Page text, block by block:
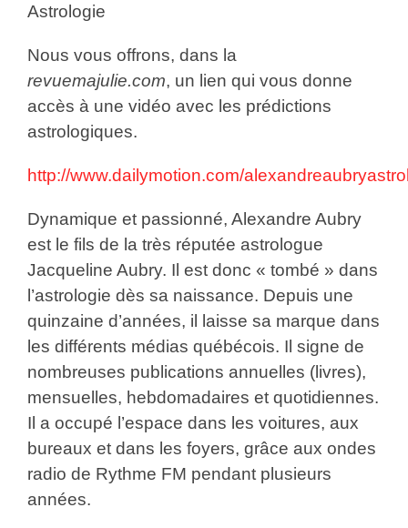
Astrologie
Nous vous offrons, dans la
revuemajulie.com, un lien qui vous donne
accès à une vidéo avec les prédictions
astrologiques.
http://www.dailymotion.com/
Dynamique et passionné, Alexandre Aubry
est le fils de la très réputée astrologue
Jacqueline Aubry. Il est donc « tombé » dans
l’astrologie dès sa naissance. Depuis une
quinzaine d’années, il laisse sa marque dans
les différents médias québécois. Il signe de
nombreuses publications annuelles (livres),
mensuelles, hebdomadaires et quotidiennes.
Il a occupé l’espace dans les voitures, aux
bureaux et dans les foyers, grâce aux ondes
radio de Rythme FM pendant plusieurs
années.